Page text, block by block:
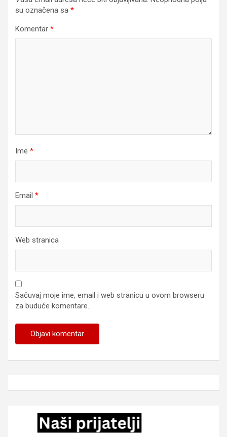
su označena sa *
Komentar *
Ime *
Email *
Web stranica
Sačuvaj moje ime, email i web stranicu u ovom browseru
za buduće komentare.